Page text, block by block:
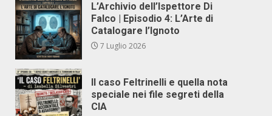
L’Archivio dell’Ispettore Di
Falco | Episodio 4: L’Arte di
Catalogare l’Ignoto
7 Luglio 2026
Il caso Feltrinelli e quella nota
speciale nei file segreti della
CIA